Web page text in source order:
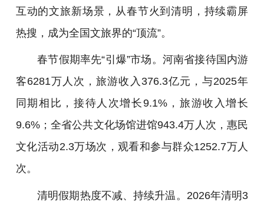
互动的文旅新场景，从春节火到清明，持续霸屏
热搜，成为全国文旅界的“顶流”。
春节假期率先“引爆”市场。河南省接待国内游
客6281万人次，旅游收入376.3亿元，与2025年
同期相比，接待人次增长9.1%，旅游收入增长
9.6%；全省公共文化场馆进馆943.4万人次，惠民
文化活动2.3万场次，观看和参与群众1252.7万人
次。
清明假期热度不减、持续升温。2026年清明3